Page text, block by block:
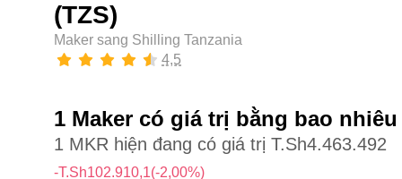
(TZS)
Maker sang Shilling Tanzania
4,5
1 Maker có giá trị bằng bao
1 MKR hiện đang có giá trị T.Sh4.463.492
-T.Sh102.910,1(-2,00%)